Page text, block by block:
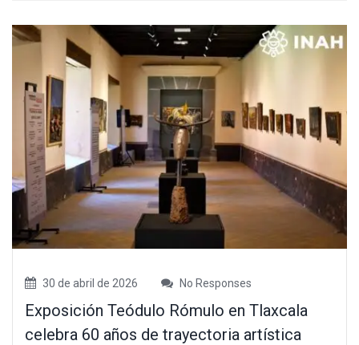
30 de abril de 2026 No Responses
Exposición Teódulo Rómulo en Tlaxcala
celebra 60 años de trayectoria artística